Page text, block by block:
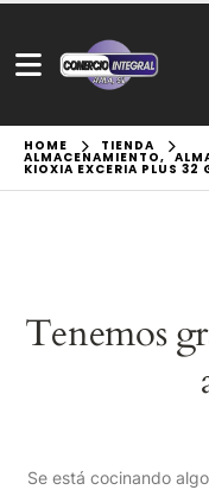
HOME TIENDA
ALMACENAMIENTO,
KIOXIA EXCERIA PLUS 32
Tenemos
Se está cocinando